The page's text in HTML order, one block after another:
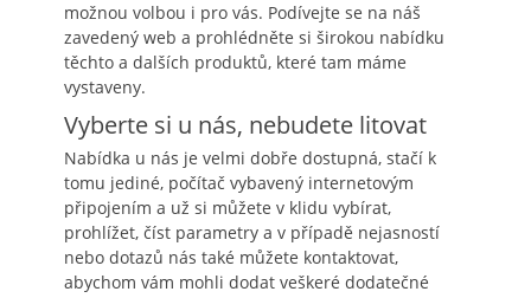
možnou volbou i pro vás. Podívejte se na náš
zavedený web a prohlédněte si širokou nabídku
těchto a dalších produktů, které tam máme
vystaveny.
Vyberte si u nás, nebudete litovat
Nabídka u nás je velmi dobře dostupná, stačí k
tomu jediné, počítač vybavený internetovým
připojením a už si můžete v klidu vybírat,
prohlížet, číst parametry a v případě nejasností
nebo dotazů nás také můžete kontaktovat,
abychom vám mohli dodat veškeré dodatečné